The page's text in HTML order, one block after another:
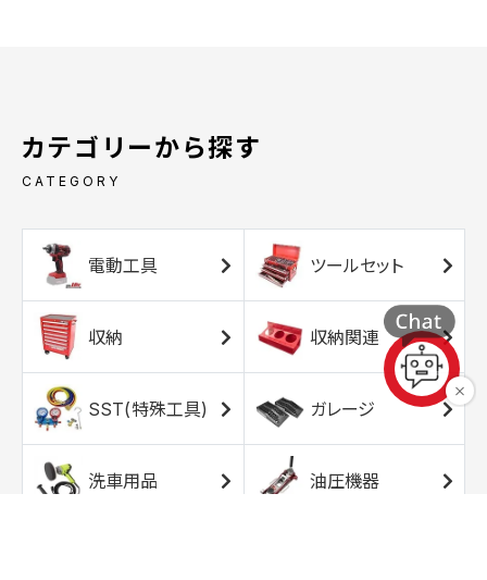
カテゴリーから探す
CATEGORY
電動工具 ツールセット
収納 収納関連
SST(特殊工具) ガレージ
洗車用品 油圧機器